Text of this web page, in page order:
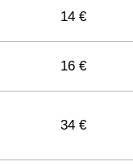
14 €
16 €
34 €